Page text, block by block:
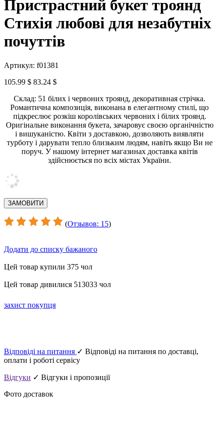
Пристрастний букет троянд
Стихія любові для незабутніх
почуттів
Артикул: f01381
105.99 $ 83.24 $
Склад: 51 білих і червоних троянд, декоративная стрічка.
Романтична композиція, виконана в елегантному стилі, що
підкреслює розкіш королівських червоних і білих троянд.
Оригінальне виконання букета, зачаровує своєю органічністю
і вишуканістю. Квіти з доставкою, дозволяють виявляти
турботу і дарувати тепло близьким людям, навіть якщо Ви не
поруч. У нашому інтернет магазинах доставка квітів
здійснюється по всіх містах України.
(Отзывов: 15)
Додати до списку бажаного
Цей товар купили 375 чол
Цей товар дивилися 513033 чол
захист покупця
Відповіді на питання ✓ Відповіді на питання по доставці,
оплати і роботі сервісу
Відгуки ✓ Відгуки і пропозиції
Фото доставок